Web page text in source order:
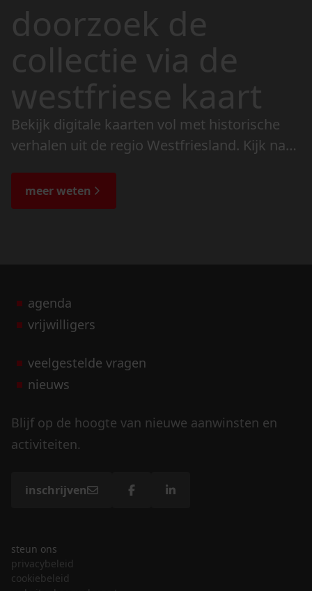
doorzoek de
collectie via de
westfriese kaart
Bekijk digitale kaarten vol met historische
verhalen uit de regio Westfriesland. Kijk naar
de bijzondere verhalen.
meer weten
agenda
vrijwilligers
veelgestelde vragen
nieuws
Blijf op de hoogte van nieuwe aanwinsten en
activiteiten.
inschrijven
steun ons
privacybeleid
cookiebeleid